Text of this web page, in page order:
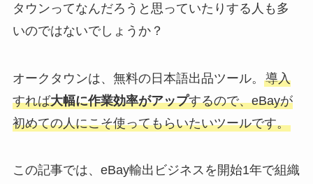
タウンってなんだろうと思っていたりする人も多
いのではないでしょうか？
オークタウンは、無料の日本語出品ツール。 導入
すれば大幅に作業効率がアップするので、eBayが
初めての人にこそ使ってもらいたいツールです。
この記事では、eBay輸出ビジネスを開始1年で組織